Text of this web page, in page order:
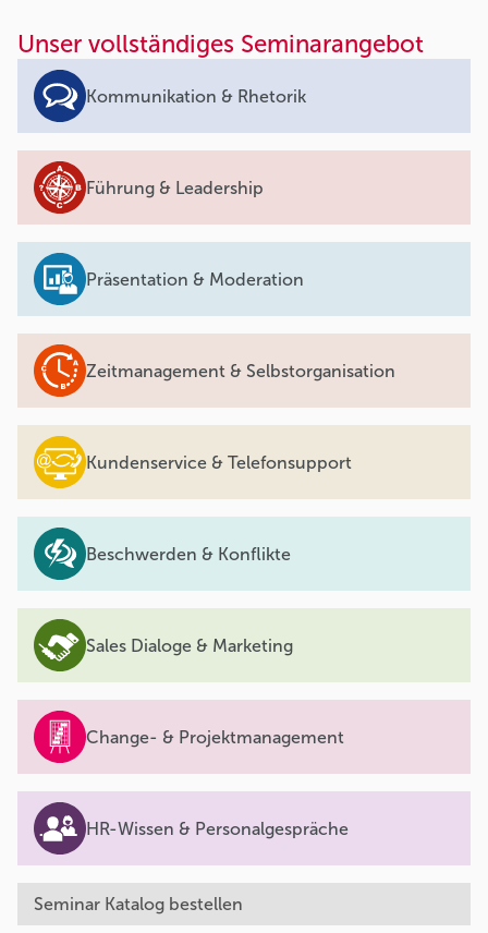
Unser vollständiges Seminarangebot
Kommunikation & Rhetorik
Führung & Leadership
Präsentation & Moderation
Zeitmanagement & Selbstorganisation
Kundenservice & Telefonsupport
Beschwerden & Konflikte
Sales Dialoge & Marketing
Change- & Projektmanagement
HR-Wissen & Personalgespräche
Seminar Katalog bestellen